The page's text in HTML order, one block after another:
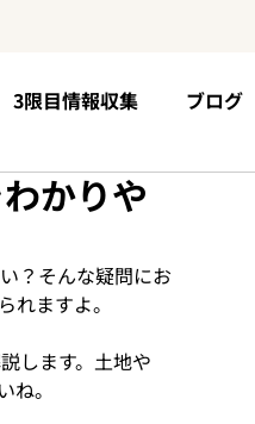
3限目情報収集 ブログ
来 土地・山林について
かりや
？そんな疑問にお
ますよ。
します。土地や
。